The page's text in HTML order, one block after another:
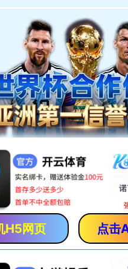
关于公司 新闻动态
人才招聘 技术支持